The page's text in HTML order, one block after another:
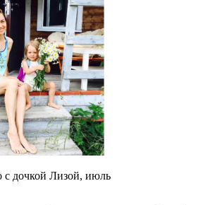
дочкой Лизой, июль